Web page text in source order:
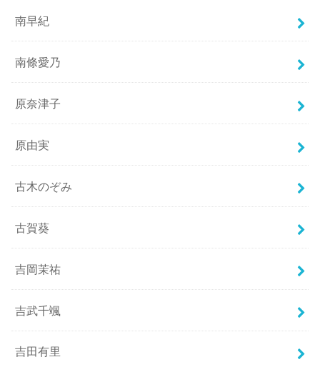
南早紀
南條愛乃
原奈津子
原由実
古木のぞみ
古賀葵
吉岡茉祐
吉武千颯
吉田有里